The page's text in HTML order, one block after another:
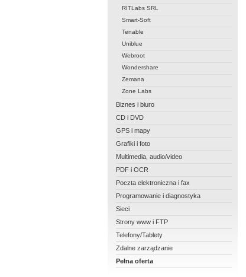
RITLabs SRL
Smart-Soft
Tenable
Uniblue
Webroot
Wondershare
Zemana
Zone Labs
Biznes i biuro
CD i DVD
GPS i mapy
Grafiki i foto
Multimedia, audio/video
PDF i OCR
Poczta elektroniczna i fax
Programowanie i diagnostyka
Sieci
Strony www i FTP
Telefony/Tablety
Zdalne zarządzanie
Pełna oferta